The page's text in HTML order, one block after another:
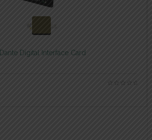
สอบถามและสั่งซื้อสินค้า
Digital Interface Card